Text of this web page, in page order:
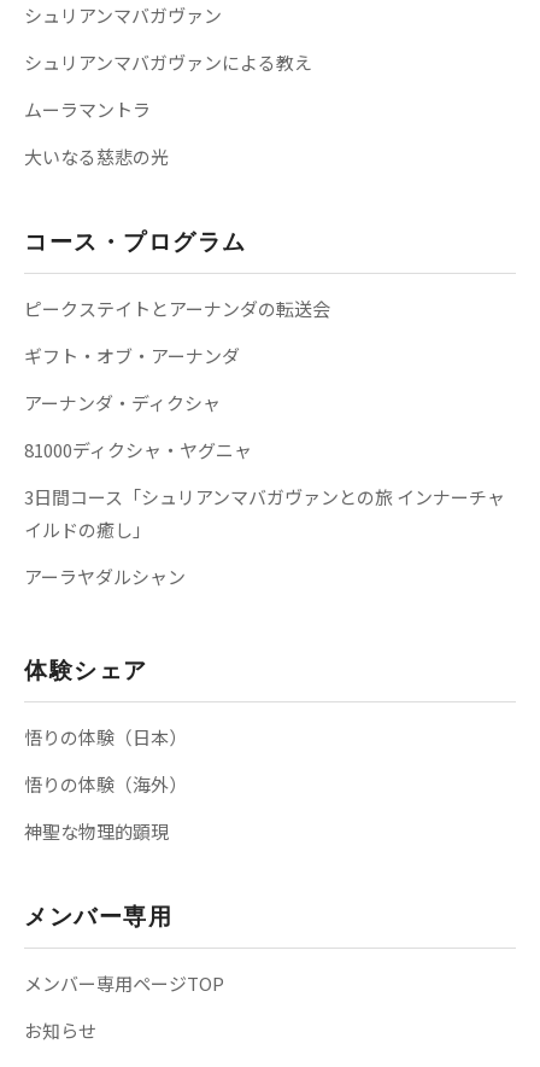
シュリアンマバガヴァン
シュリアンマバガヴァンによる教え
ムーラマントラ
大いなる慈悲の光
コース・プログラム
ピークステイトとアーナンダの転送会
ギフト・オブ・アーナンダ
アーナンダ・ディクシャ
81000ディクシャ・ヤグニャ
3日間コース「シュリアンマバガヴァンとの旅 インナーチャ
イルドの癒し」
アーラヤダルシャン
体験シェア
悟りの体験（日本）
悟りの体験（海外）
神聖な物理的顕現
メンバー専用
メンバー専用ページTOP
お知らせ